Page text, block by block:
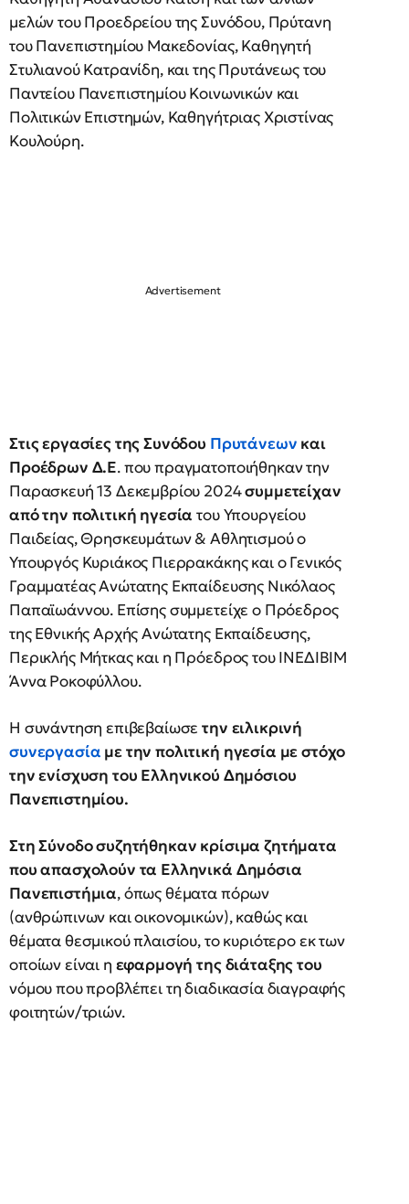
μελών του Προεδρείου της Συνόδου, Πρύτανη
του Πανεπιστημίου Μακεδονίας, Καθηγητή
Στυλιανού Κατρανίδη, και της Πρυτάνεως του
Παντείου Πανεπιστημίου Κοινωνικών και
Πολιτικών Επιστημών, Καθηγήτριας Χριστίνας
Κουλούρη.
Στις εργασίες της Συνόδου Πρυτάνεων και
Προέδρων Δ.Ε. που πραγματοποιήθηκαν την
Παρασκευή 13 Δεκεμβρίου 2024συμμετείχαν
από την πολιτική ηγεσία του Υπουργείου
Παιδείας, Θρησκευμάτων & Αθλητισμού ο
Υπουργός Κυριάκος Πιερρακάκης και ο Γενικός
Γραμματέας Ανώτατης Εκπαίδευσης Νικόλαος
Παπαϊωάννου. Επίσης συμμετείχε ο Πρόεδρος
της Εθνικής Αρχής Ανώτατης Εκπαίδευσης,
Περικλής Μήτκας και η Πρόεδρος του ΙΝΕΔΙΒΙΜ
Άννα Ροκοφύλλου.
Η συνάντηση επιβεβαίωσετην ειλικρινή
συνεργασία με την πολιτική ηγεσία με στόχο
την ενίσχυση του Ελληνικού Δημόσιου
Πανεπιστημίου.
Στη Σύνοδο συζητήθηκαν κρίσιμα ζητήματα
που απασχολούν τα Ελληνικά Δημόσια
Πανεπιστήμια, όπως θέματα πόρων
(ανθρώπινων και οικονομικών), καθώς και
θέματα θεσμικού πλαισίου, το κυριότερο εκ των
οποίων είναι η εφαρμογή της διάταξης του
νόμου που προβλέπει τη διαδικασία διαγραφής
φοιτητών/τριών.